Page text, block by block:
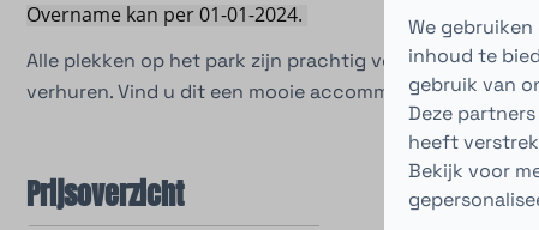
Overname kan per 01-01-2024.
Alle plekken op het park zijn prachtig voor een eigen
verhuren. Vind u dit een mooie accommodatie? Plan
Prijsoverzicht
We
inhoud te
gebruik van
Deze
heeft
Bekijk voor